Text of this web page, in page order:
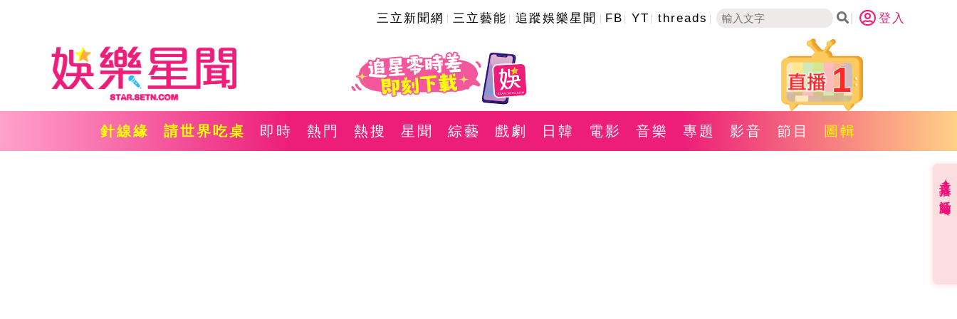
三立新聞網 三立藝能 追蹤娛樂星聞 FB YT threads 登入
1
針線緣 請世界吃桌 即時 熱門 熱搜 星聞 綜藝 戲劇 日韓 電影 音樂 專題 影音 節目 圖輯
直播✦活動